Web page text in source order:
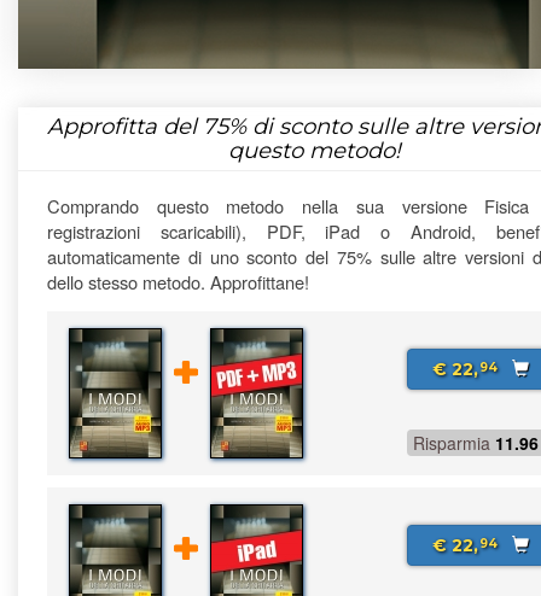
Approfitta del 75%di sconto sulle altre
questo metodo!
Comprando questo metodo nella sua versione Fisica
registrazioni scaricabili), PDF, iPad o Android,
automaticamente di uno sconto del 75% sulle altre versioni
dello stesso metodo. Approfittane!
€ 22,94
Risparmia 11.96
€ 22,94